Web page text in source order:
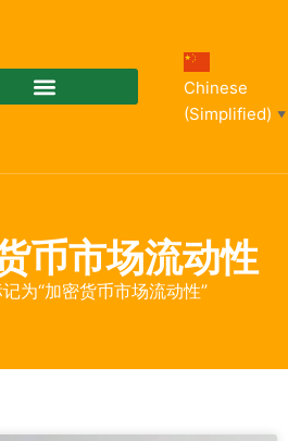
Chinese
(Simplified)
▼
币市场流动性
为“加密货币市场流动性”